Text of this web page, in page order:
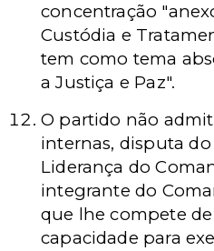
concentração
Custódia e
tem como tema
a Justiça e Paz".
O partido não
internas, disputa
Liderança do
integrante do
que lhe compete
capacidade para